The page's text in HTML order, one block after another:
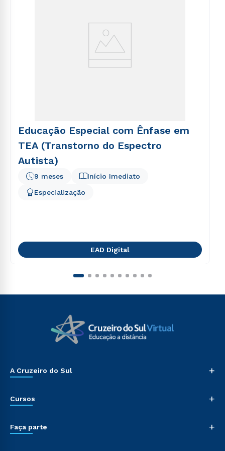
Educação Especial com Ênfase em
TEA (Transtorno do Espectro
Autista)
Início Imediato
9 meses
Especialização
EAD Digital
A Cruzeiro do Sul +
Cursos +
Faça parte +